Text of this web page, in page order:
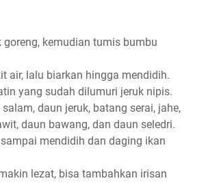
goreng, kemudian tumis bumbu
air, lalu biarkan hingga mendidih.
yang sudah dilumuri jeruk nipis.
daun jeruk, batang serai, jahe,
daun bawang, dan daun seledri.
mendidih dan daging ikan
lezat, bisa tambahkan irisan